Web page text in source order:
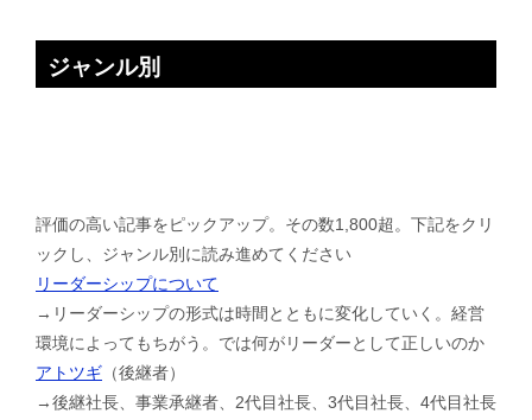
ジャンル別
評価の高い記事をピックアップ。その数1,800超。下記をクリ
ックし、ジャンル別に読み進めてください
リーダーシップについて
→リーダーシップの形式は時間とともに変化していく。経営
環境によってもちがう。では何がリーダーとして正しいのか
アトツギ （後継者）
→後継社長、事業承継者、2代目社長、3代目社長、4代目社長